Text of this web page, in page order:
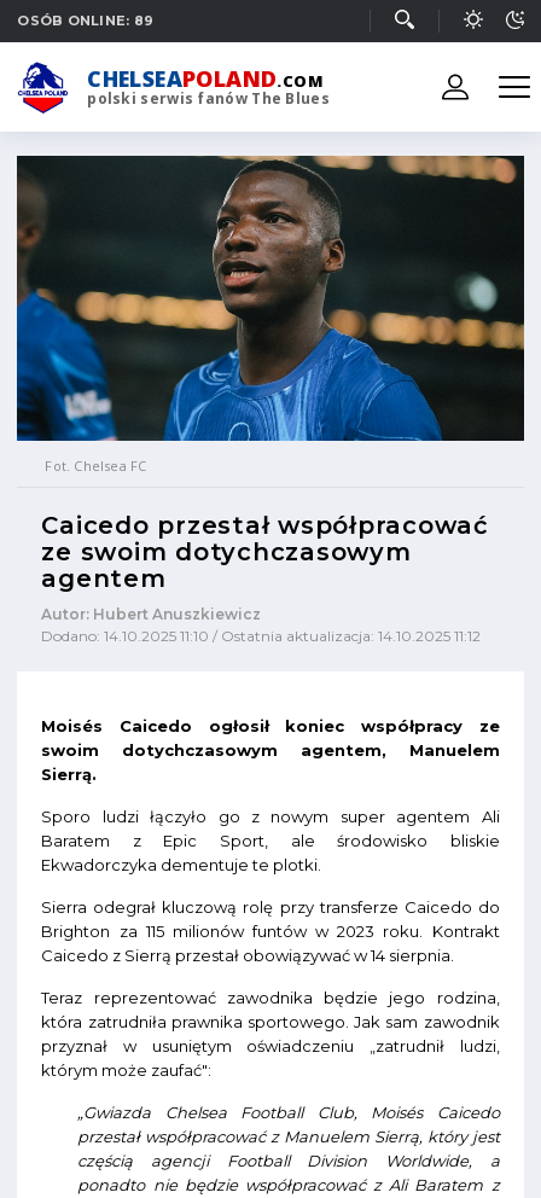
OSÓB ONLINE: 89
CHELSEAPOLAND.COM
polski serwis fanów The Blues
Fot. Chelsea FC
Caicedo przestał współpracować
ze swoim dotychczasowym
agentem
Autor: Hubert Anuszkiewicz
Dodano: 14.10.2025 11:10 / Ostatnia aktualizacja: 14.10.2025 11:12
Moisés Caicedo ogłosił koniec współpracy ze
swoim dotychczasowym agentem, Manuelem
Sierrą.
Sporo ludzi łączyło go z nowym super agentem Ali
Baratem z Epic Sport, ale środowisko bliskie
Ekwadorczyka dementuje te plotki.
Sierra odegrał kluczową rolę przy transferze Caicedo do
Brighton za 115 milionów funtów w 2023 roku. Kontrakt
Caicedo z Sierrą przestał obowiązywać w 14 sierpnia.
Teraz reprezentować zawodnika będzie jego rodzina,
która zatrudniła prawnika sportowego. Jak sam zawodnik
przyznał w usuniętym oświadczeniu „zatrudnił ludzi,
którym może zaufać":
„Gwiazda Chelsea Football Club, Moisés Caicedo
przestał współpracować z Manuelem Sierrą, który jest
częścią agencji Football Division Worldwide, a
ponadto nie będzie współpracować z Ali Baratem z